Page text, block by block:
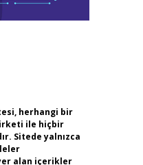
herhangi bir
ile hiçbir
Sitede yalnızca
alan içerikler